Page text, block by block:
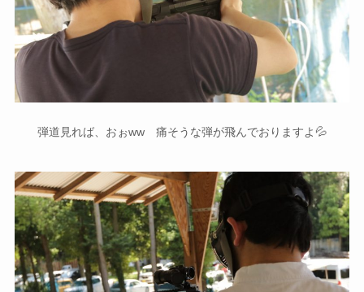
弾道見れば、おぉww 痛そうな弾が飛んでおりますよ💦